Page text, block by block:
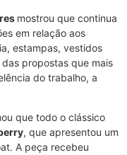
mostrou que continua
em relação aos
estampas, vestidos
propostas que mais
do trabalho, a
que todo o clássico
, que apresentou um
A peça recebeu